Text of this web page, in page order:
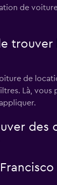
de
de
Là,
des